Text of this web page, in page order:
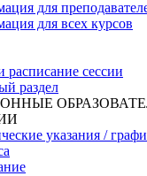
для
для всех курсов
расписание сессии
раздел
указания /